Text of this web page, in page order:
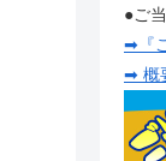
●ご
➡『
➡ 概